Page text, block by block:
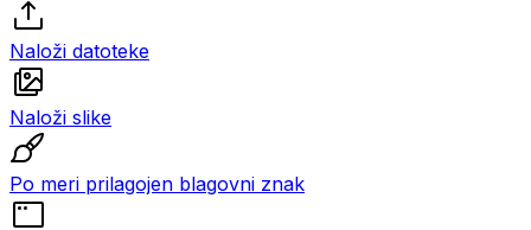
Naloži datoteke
Naloži slike
Po meri prilagojen blagovni znak